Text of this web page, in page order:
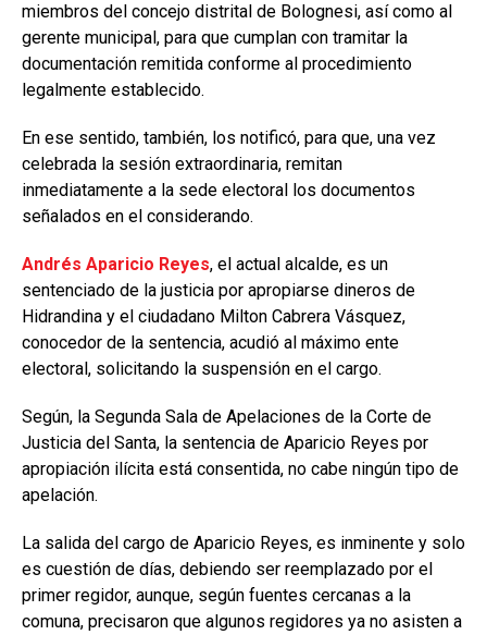
miembros del concejo distrital de Bolognesi, así como al
gerente municipal, para que cumplan con tramitar la
documentación remitida conforme al procedimiento
legalmente establecido.
En ese sentido, también, los notificó, para que, una vez
celebrada la sesión extraordinaria, remitan
inmediatamente a la sede electoral los documentos
señalados en el considerando.
Andrés Aparicio Reyes, el actual alcalde, es un
sentenciado de la justicia por apropiarse dineros de
Hidrandina y el ciudadano Milton Cabrera Vásquez,
conocedor de la sentencia, acudió al máximo ente
electoral, solicitando la suspensión en el cargo.
Según, la Segunda Sala de Apelaciones de la Corte de
Justicia del Santa, la sentencia de Aparicio Reyes por
apropiación ilícita está consentida, no cabe ningún tipo de
apelación.
La salida del cargo de Aparicio Reyes, es inminente y solo
es cuestión de días, debiendo ser reemplazado por el
primer regidor, aunque, según fuentes cercanas a la
comuna, precisaron que algunos regidores ya no asisten a